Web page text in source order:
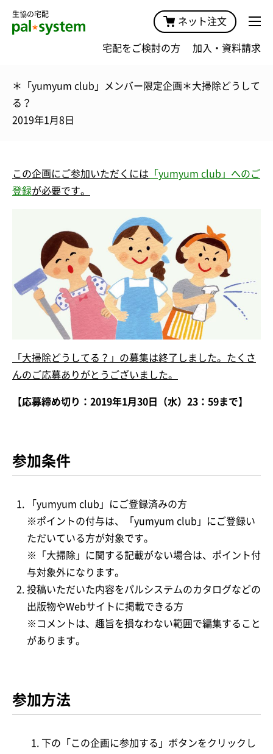
生協の宅配
ネット注文
宅配をご検討の方 加入・資料請求
＊「yumyum club」メンバー限定企画＊大掃除どうして
る？
2019年1月8日
この企画にご参加いただくには 「yumyum club」へのご
登録が必要です。
「大掃除どうしてる？」の募集は終了しました。たくさ
んのご応募ありがとうございました。
【応募締め切り：2019年1月30日（水）23：59まで】
参加条件
「yumyum club」にご登録済みの方
※ポイントの付与は、「yumyum club」にご登録い
ただいている方が対象です。
※「大掃除」に関する記載がない場合は、ポイント付
与対象外になります。
投稿いただいた内容をパルシステムのカタログなどの
出版物やWebサイトに掲載できる方
※コメントは、趣旨を損なわない範囲で編集すること
があります。
参加方法
下の「この企画に参加する」ボタンをクリックし